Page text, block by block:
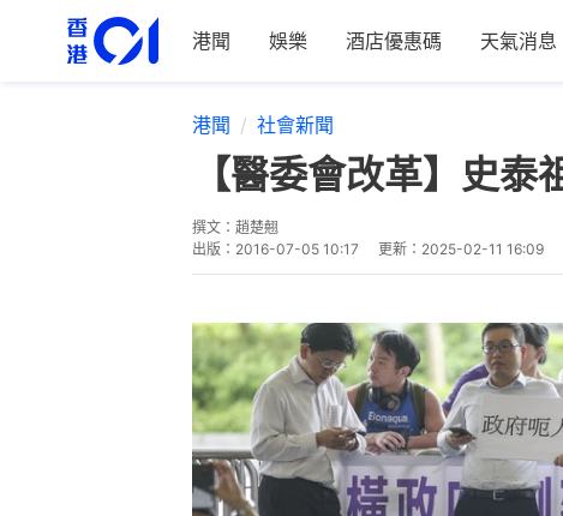
港聞 娛樂 酒店優惠碼 天氣消息
港聞 社會新聞
【醫委會改革】史
撰文： 趙楚翹
出版： 2016-07-05 10:17 更新： 2025-02-11 16:09